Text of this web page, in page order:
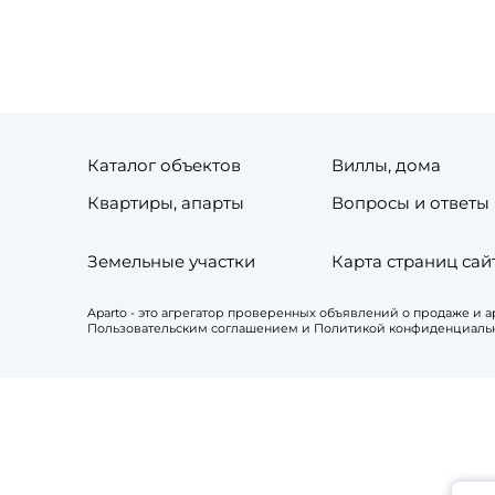
Каталог объектов
Виллы, дома
Квартиры, апарты
Вопросы и ответы
Земельные участки Карта страниц
Aparto - это агрегатор проверенных объявлений о продаже
Пользовательским соглашением и Политикой